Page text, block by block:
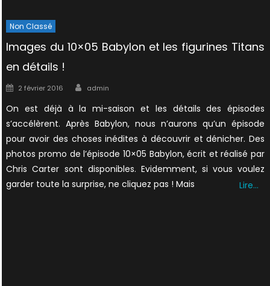
Non Classé
Images du 10×05 Babylon et les figurines Titans
en détails !
Posted
2 février 2016 Author
admin
On est déjà à la mi-saison et les détails des épisodes
s’accélèrent. Après Babylon, nous n’aurons qu’un épisode
pour avoir des choses inédites à découvrir et dénicher. Des
photos promo de l’épisode 10×05 Babylon, écrit et réalisé par
Chris Carter sont disponibles. Evidemment, si vous voulez
garder toute la surprise, ne cliquez pas ! Mais
Lire…